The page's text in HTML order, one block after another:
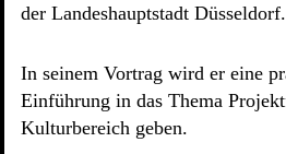
der Landeshauptstadt Düsseldorf.
In seinem Vortrag wird er eine
Einführung in das Thema
Kulturbereich geben.